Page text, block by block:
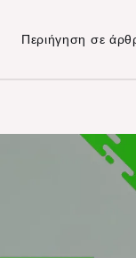
Περιήγηση σε